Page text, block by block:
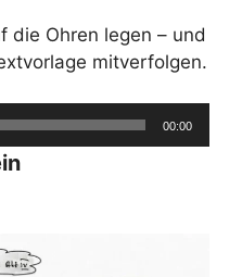
die Ohren legen – und
mitverfolgen.
00:00